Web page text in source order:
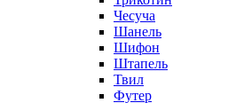
Чесуча
Шанель
Шифон
Штапель
Твил
Футер